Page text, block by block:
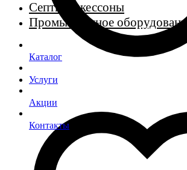
Септики, кессоны
Промышленное оборудование
Каталог
Услуги
Акции
Контакты